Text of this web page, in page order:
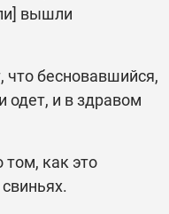
вышли
что бесновавшийся,
одет, и в здравом
как это